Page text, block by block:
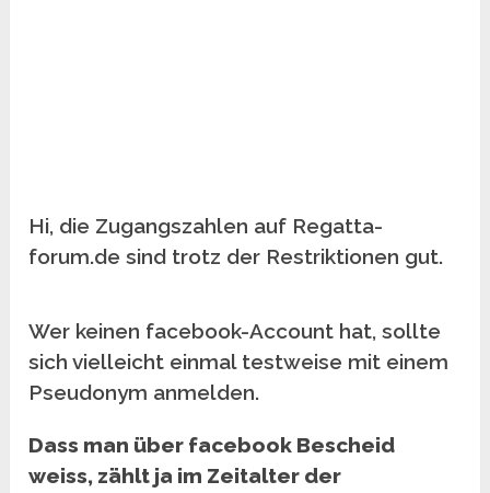
Hi, die Zugangszahlen auf Regatta-
forum.de sind trotz der Restriktionen gut.
Wer keinen facebook-Account hat, sollte
sich vielleicht einmal testweise mit einem
Pseudonym anmelden.
Dass man über facebook Bescheid
weiss, zählt ja im Zeitalter der